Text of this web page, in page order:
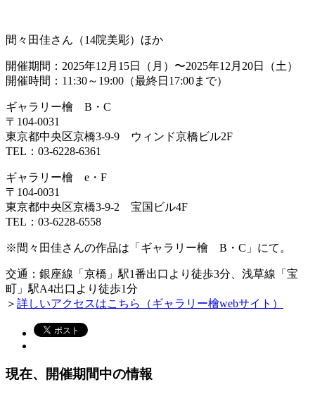
間々田佳さん（14院美彫）ほか
開催期間：2025年12月15日（月）〜2025年12月20日（土）
開催時間：11:30～19:00（最終日17:00まで）
ギャラリー檜 B・C
〒104-0031
東京都中央区京橋3-9-9 ウィンド京橋ビル2F
TEL：03-6228-6361
ギャラリー檜 e・F
〒104-0031
東京都中央区京橋3-9-2 宝国ビル4F
TEL：03-6228-6558
※間々田佳さんの作品は「ギャラリー檜 B・C」にて。
交通：銀座線「京橋」駅1番出口より徒歩3分、浅草線「宝
町」駅A4出口より徒歩1分
＞ 詳しいアクセスはこちら（ギャラリー檜webサイト）
現在、開催期間中の情報